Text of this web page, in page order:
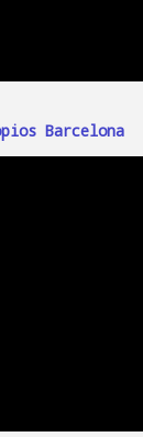
Barcelona